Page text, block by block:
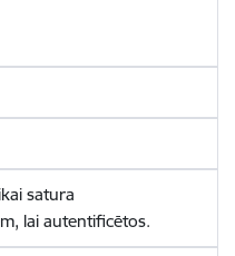
satura
lai autentificētos.